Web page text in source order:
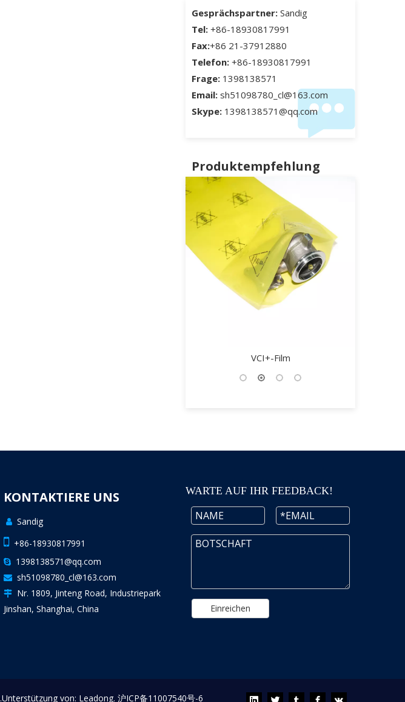
Gesprächspartner: Sandig
Tel: +86-18930817991
Fax:+86 21-37912880
Telefon: +86-18930817991
Frage: 1398138571
Email: sh51098780_cl@163.com
Skype: 1398138571@qq.com
Produktempfehlung
VCI+-Film
KONTAKTIERE UNS
 Sandig
+86-18930817991
 1398138571@qq.com
 sh51098780_cl@163.com

Nr. 1809, Jinteng Road, Industriepark
Jinshan, Shanghai, China
WARTE AUF IHR FEEDBACK!
Einreichen
.Unterstützung von: Leadong. 沪ICP备11007540号-6